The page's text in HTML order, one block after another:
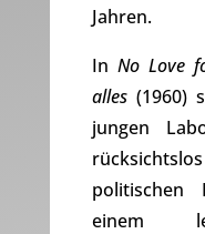
Jahren.
In No Love
alles(1960)
jungen
einem